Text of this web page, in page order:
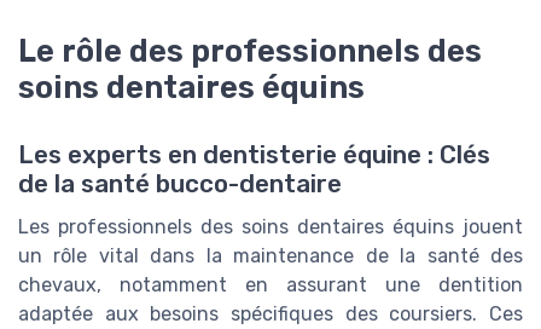
Le rôle des professionnels des
soins dentaires équins
Les experts en dentisterie équine : Clés
de la santé bucco-dentaire
Les professionnels des soins dentaires équins jouent
un rôle vital dans la maintenance de la santé des
chevaux, notamment en assurant une dentition
adaptée aux besoins spécifiques des coursiers. Ces